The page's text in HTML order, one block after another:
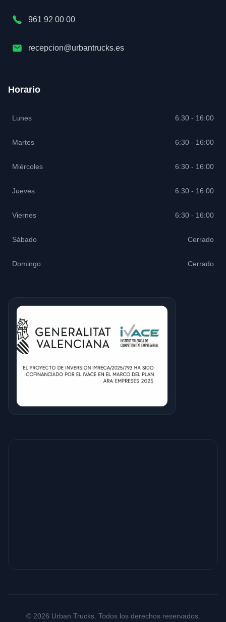
961 92 00 00
recepcion@urbantrucks.es
Horario
Lunes 6:30 - 16:00
Martes 6:30 - 16:00
Miércoles 6:30 - 16:00
Jueves 6:30 - 16:00
Viernes 6:30 - 16:00
Sábado Cerrado
Domingo Cerrado
© 2026 Urban Trucks. Todos los derechos reservados.